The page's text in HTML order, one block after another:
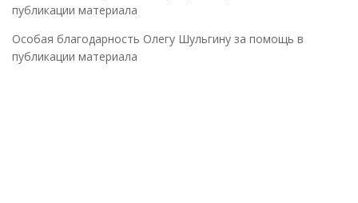
публикации материала
Особая благодарность Олегу Шульгину за помощь в
публикации материала